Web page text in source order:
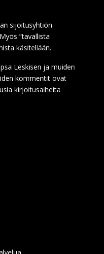
sijoitusyhtiön
”tavallista
käsitellään.
Leskisen ja muiden
kommentit ovat
kirjoitusaiheita